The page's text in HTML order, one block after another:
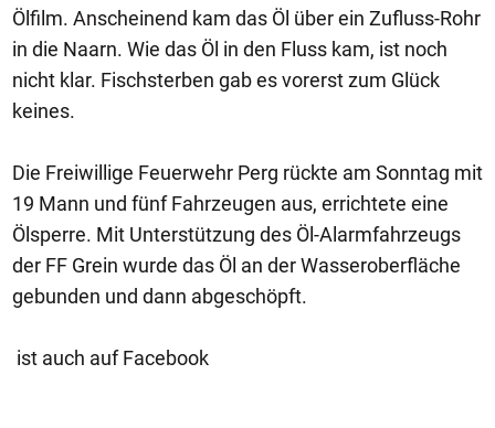
Ölfilm. Anscheinend kam das Öl über ein Zufluss-Rohr
in die Naarn. Wie das Öl in den Fluss kam, ist noch
nicht klar. Fischsterben gab es vorerst zum Glück
keines.
Die Freiwillige Feuerwehr Perg rückte am Sonntag mit
19 Mann und fünf Fahrzeugen aus, errichtete eine
Ölsperre. Mit Unterstützung des Öl-Alarmfahrzeugs
der FF Grein wurde das Öl an der Wasseroberfläche
gebunden und dann abgeschöpft.
ist auch auf Facebook